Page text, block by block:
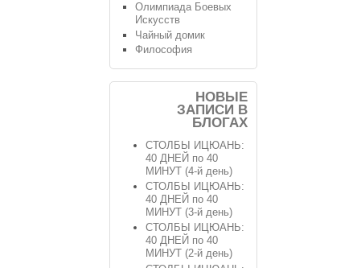
Олимпиада Боевых
Искусств
Чайный домик
Философия
НОВЫЕ
ЗАПИСИ В
БЛОГАХ
СТОЛБЫ ИЦЮАНЬ:
40 ДНЕЙ по 40
МИНУТ (4-й день)
СТОЛБЫ ИЦЮАНЬ:
40 ДНЕЙ по 40
МИНУТ (3-й день)
СТОЛБЫ ИЦЮАНЬ:
40 ДНЕЙ по 40
МИНУТ (2-й день)